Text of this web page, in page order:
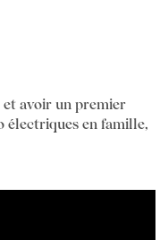
et avoir un premier
électriques en famille,